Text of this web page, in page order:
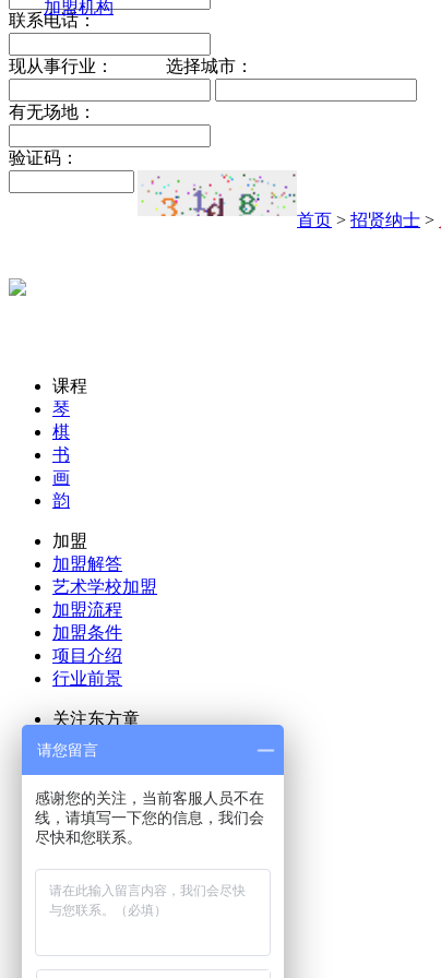
加盟机构
联系电话：
现从事行业： 选择城市：
有无场地：
验证码：
首页 >招贤纳士 >
课程
琴
棋
书
画
韵
加盟
加盟解答
艺术学校加盟
加盟流程
加盟条件
项目介绍
行业前景
关注东方童
公司动态
会员动态
优秀校区
招贤纳士
客服中心
全国分校
直营校区
拓展中心
请您留言
感谢您的关注，当前客服人员不在
线，请填写一下您的信息，我们会
尽快和您联系。